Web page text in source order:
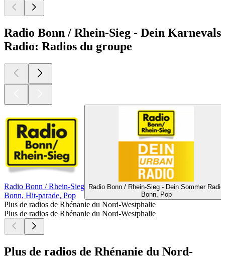
Radio Bonn / Rhein-Sieg - Dein Karnevals
Radio: Radios du groupe
Radio Bonn / Rhein-Sieg
Bonn, Hit-parade, Pop
Radio Bonn / Rhein-Sieg - Dein Sommer Radio
Bonn, Pop
Plus de radios de Rhénanie du Nord-Westphalie
Plus de radios de Rhénanie du Nord-Westphalie
Plus de radios de Rhénanie du Nord-